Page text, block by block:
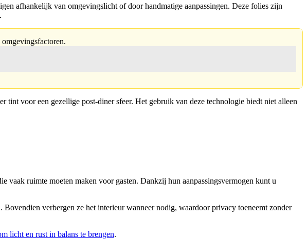
afhankelijk van omgevingslicht of door handmatige aanpassingen. Deze folies zijn
tint voor een gezellige post-diner sfeer. Het gebruik van deze technologie biedt niet alleen
ruimte moeten maken voor gasten. Dankzij hun aanpassingsvermogen kunt u
verbergen ze het interieur wanneer nodig, waardoor privacy toeneemt zonder
licht en rust in balans te brengen.